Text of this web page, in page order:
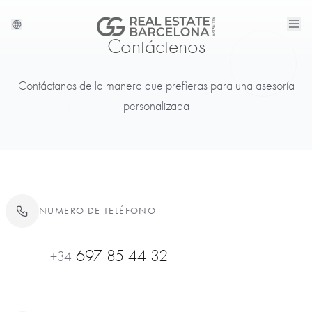
Contáctenos
Contáctanos de la manera que prefieras para una asesoría
personalizada
NUMERO DE TELÉFONO
+34 697 85 44 32